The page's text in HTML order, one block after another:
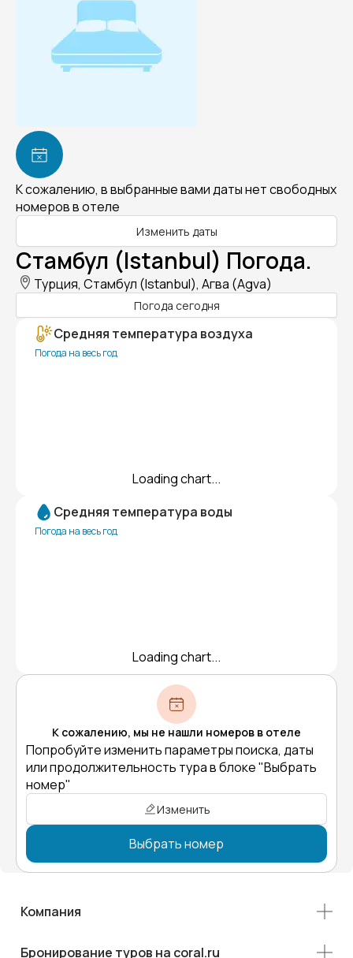
К сожалению, в выбранные вами даты нет свободных
номеров в отеле
Изменить даты
Стамбул (Istanbul) Погода.
Турция, Стамбул (Istanbul), Агва (Agva)
Погода сегодня
Средняя температура воздуха
Погода на весь год
Loading chart...
Средняя температура воды
Погода на весь год
Loading chart...
К сожалению, мы не нашли номеров в отеле
Попробуйте изменить параметры поиска, даты
или продолжительность тура в блоке "Выбрать
номер"
Изменить
Выбрать номер
Компания
Бронирование туров на coral.ru